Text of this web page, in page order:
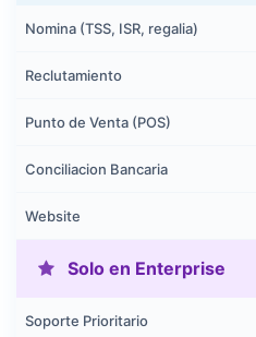
Nomina (TSS, ISR, regalia)
Reclutamiento
Punto de Venta (POS)
Conciliacion Bancaria
Website
Solo en Enterprise
Soporte Prioritario